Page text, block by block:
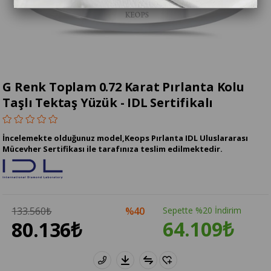
G Renk Toplam 0.72 Karat Pırlanta Kolu
Taşlı Tektaş Yüzük - IDL Sertifikalı
İncelemekte olduğunuz model,Keops Pırlanta IDL Uluslararası
Mücevher Sertifikası ile tarafınıza teslim edilmektedir.
133.560₺
80.136₺
40 Sepette %20 İndirim
64.109₺